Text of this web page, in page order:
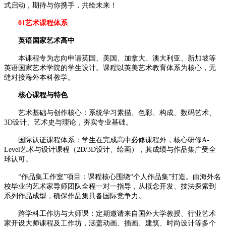
式启动，期待与你携手，共绘未来！
01艺术课程体系
英语国家艺术高中
本课程专为志向申请英国、美国、加拿大、澳大利亚、新加坡等
英语国家艺术学院的学生设计。课程以英美艺术教育体系为核心，无
缝对接海外本科教学。
核心课程与特色
艺术基础与创作核心：系统学习素描、色彩、构成、数码艺术、
3D设计、艺术史与理论，夯实专业基础。
国际认证课程体系：学生在完成高中必修课程外，核心研修A-
Level艺术与设计课程（2D/3D设计、绘画），其成绩与作品集广受全
球认可。
“作品集工作室”项目：课程核心围绕“个人作品集”打造。由海外名
校毕业的艺术家导师团队全程一对一指导，从概念开发、技法探索到
系列作品成型，确保作品集具备国际竞争力。
跨学科工作坊与大师课：定期邀请来自国外大学教授、行业艺术
家开设大师课程及工作坊，涵盖动画、插画、建筑、时尚设计等多个